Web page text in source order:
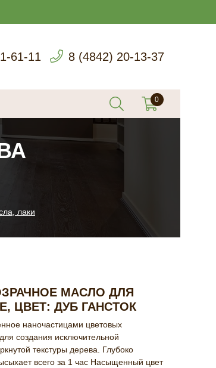
61-11 8 (4842) 20-13-37
лаки
МАСЛО ДЛЯ
ЦВЕТ: ДУБ ГАНСТОК
наночастицами цветовых
создания исключительной
текстуры дерева. Глубоко
всего за 1 час Насыщенный цвет